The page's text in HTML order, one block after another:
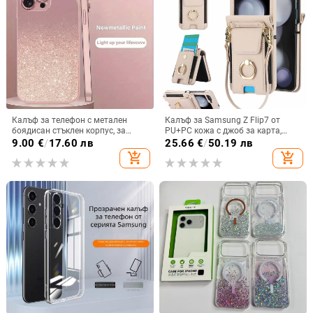
Калъф за телефон с метален
боядисан стъклен корпус, за
iPhone 11–14 Pro Max,
9.00 €/17.60 лв
add_shopping_cart
Калъф за Samsung Z Flip7 от
PU+PC кожа с джоб за карта,
пръстен за държане, еластичен
държач за карти и кръстосана
презрамка
25.66 €/50.19 лв
add_shopping_cart